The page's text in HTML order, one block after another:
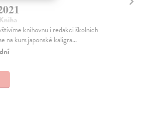
knihovnu i redakci školních
na kurs japonské kaligra...